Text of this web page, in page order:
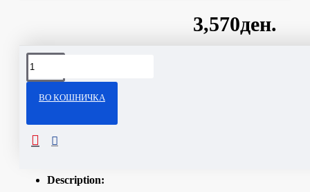
3,570ден.
ВО КОШНИЧКА
Technical Specifications
Description: